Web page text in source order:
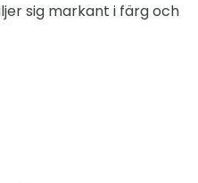
sig markant i färg och